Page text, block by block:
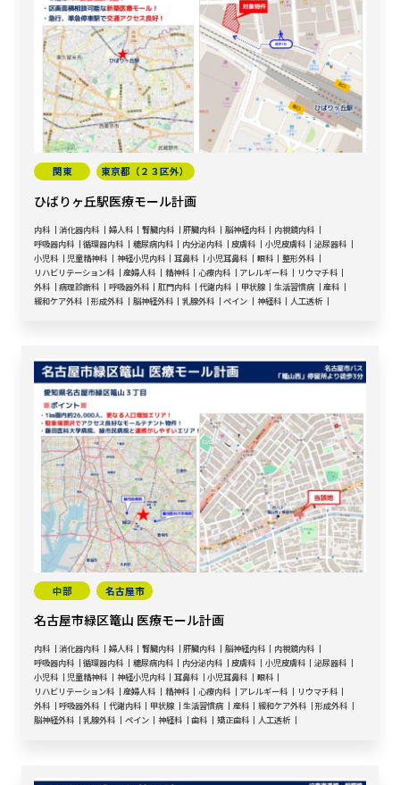
関東 東京都（２３区外）
ひばりヶ丘駅医療モール計画
内科 消化器内科 婦人科 腎臓内科 肝臓内科 脳神経内科
内視鏡内科
呼吸器内科
循環器内科 糖尿病内科 内分泌内科 皮膚科 小児皮膚科
泌尿器科
小児科
児童精神科 神経小児内科 耳鼻科 小児耳鼻科 眼科
整形外科
リハビリテーション科
産婦人科 精神科 心療内科 アレルギー科
リウマチ科
外科
病理診断科 呼吸器外科 肛門内科 代謝内科 甲状腺 生活習慣病
産科
緩和ケア外科
形成外科 脳神経外科 乳腺外科 ペイン 神経科 人工透析
中部 名古屋市
名古屋市緑区篭山 医療モール計画
内科 消化器内科 婦人科 腎臓内科 肝臓内科 脳神経内科
内視鏡内科
呼吸器内科
循環器内科 糖尿病内科 内分泌内科 皮膚科 小児皮膚科
泌尿器科
小児科
児童精神科 神経小児内科 耳鼻科 小児耳鼻科
眼科
リハビリテーション科
産婦人科 精神科 心療内科 アレルギー科
リウマチ科
外科
呼吸器外科 代謝内科 甲状腺 生活習慣病 産科 緩和ケア外科
形成外科
脳神経外科
乳腺外科 ペイン 神経科 歯科 矯正歯科 人工透析